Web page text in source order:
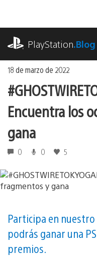
contenido
PlayStation.Blog
18 de marzo de 2022
Encuentra los
gana
0 0 5
Participa en
podrás ganar una
premios.